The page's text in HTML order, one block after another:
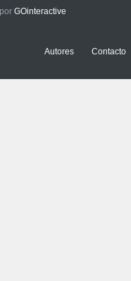
GSGOinteractive
Autores Contacto